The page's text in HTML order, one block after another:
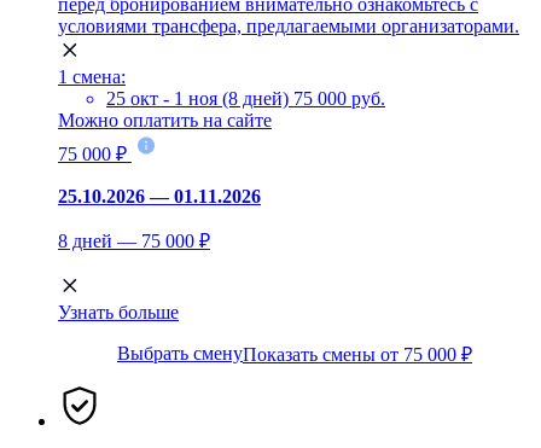
условиями трансфера, предлагаемыми организаторами.
1 смена:
25 окт - 1 ноя (8 дней) 75 000 руб.
Можно оплатить на сайте
75 000 ₽
25.10.2026 — 01.11.2026
8 дней — 75 000 ₽
Узнать больше
Выбрать сменуПоказать смены от 75 000 ₽